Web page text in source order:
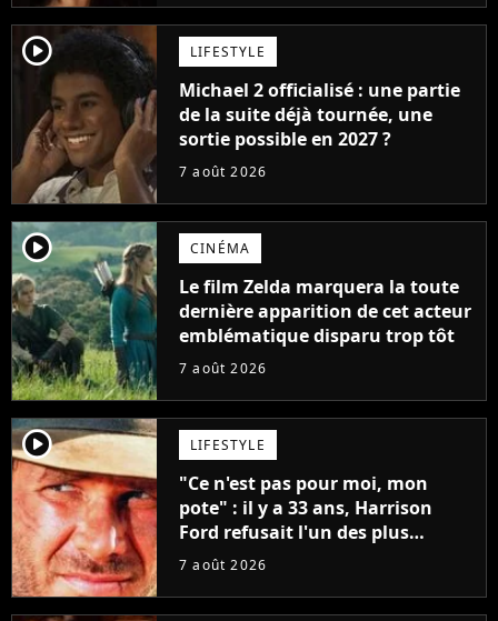
player2 LIFESTYLE
Michael 2 officialisé : une partie
de la suite déjà tournée, une
sortie possible en 2027 ?
7 août 2026
player2 CINÉMA
Le film Zelda marquera la toute
dernière apparition de cet acteur
emblématique disparu trop tôt
7 août 2026
player2 LIFESTYLE
"Ce n'est pas pour moi, mon
pote" : il y a 33 ans, Harrison
Ford refusait l'un des plus
grands succès de tous les temps
7 août 2026